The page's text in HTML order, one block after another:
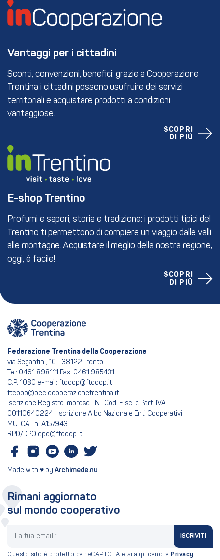
Vantaggi per i cittadini
Sconti, convenzioni, benefici: grazie a Cooperazione
Trentina i cittadini possono usufruire dei servizi
territoriali e acquistare prodotti a condizioni
vantaggiose.
SCOPRI
DI PIÙ
E-shop Trentino
Profumi e sapori, storia e tradizione: i prodotti tipici del
Trentino ti permettono di compiere un viaggio dalle valli
alle montagne. Acquistare il meglio della nostra regione,
oggi, è facile!
SCOPRI
DI PIÙ
Federazione Trentina della Cooperazione
via Segantini, 10 - 38122 Trento
Tel: 0461.898111 Fax: 0461.985431
C.P. 1080 e-mail: ftcoop@ftcoop.it
ftcoop@pec.cooperazionetrentina.it
Iscrizione Registro Imprese TN | Cod. Fisc. e Part. IVA
00110640224 | Iscrizione Albo Nazionale Enti Cooperativi
MU-CAL n. A157943
RPD/DPO dpo@ftcoop.it
Made with ♥ by Archimede.nu
Rimani aggiornato
sul mondo cooperativo
ISCRIVITI
Questo sito è protetto da reCAPTCHA e si applicano la Privacy